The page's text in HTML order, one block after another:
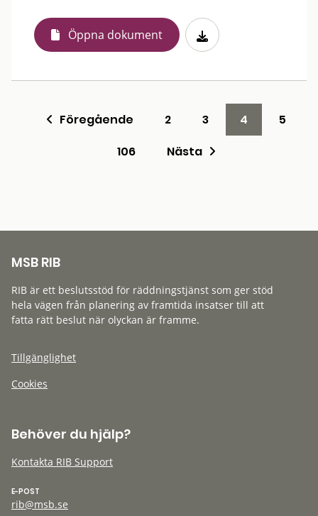
Öppna dokument
Föregående 2 3 4
5
106
Nästa
MSB RIB
RIB är ett beslutsstöd för räddningstjänst som ger stöd
hela vägen från planering av framtida insatser till att
fatta rätt beslut när olyckan är framme.
Tillgänglighet
Cookies
Behöver du hjälp?
Kontakta RIB Support
E-POST
rib@msb.se